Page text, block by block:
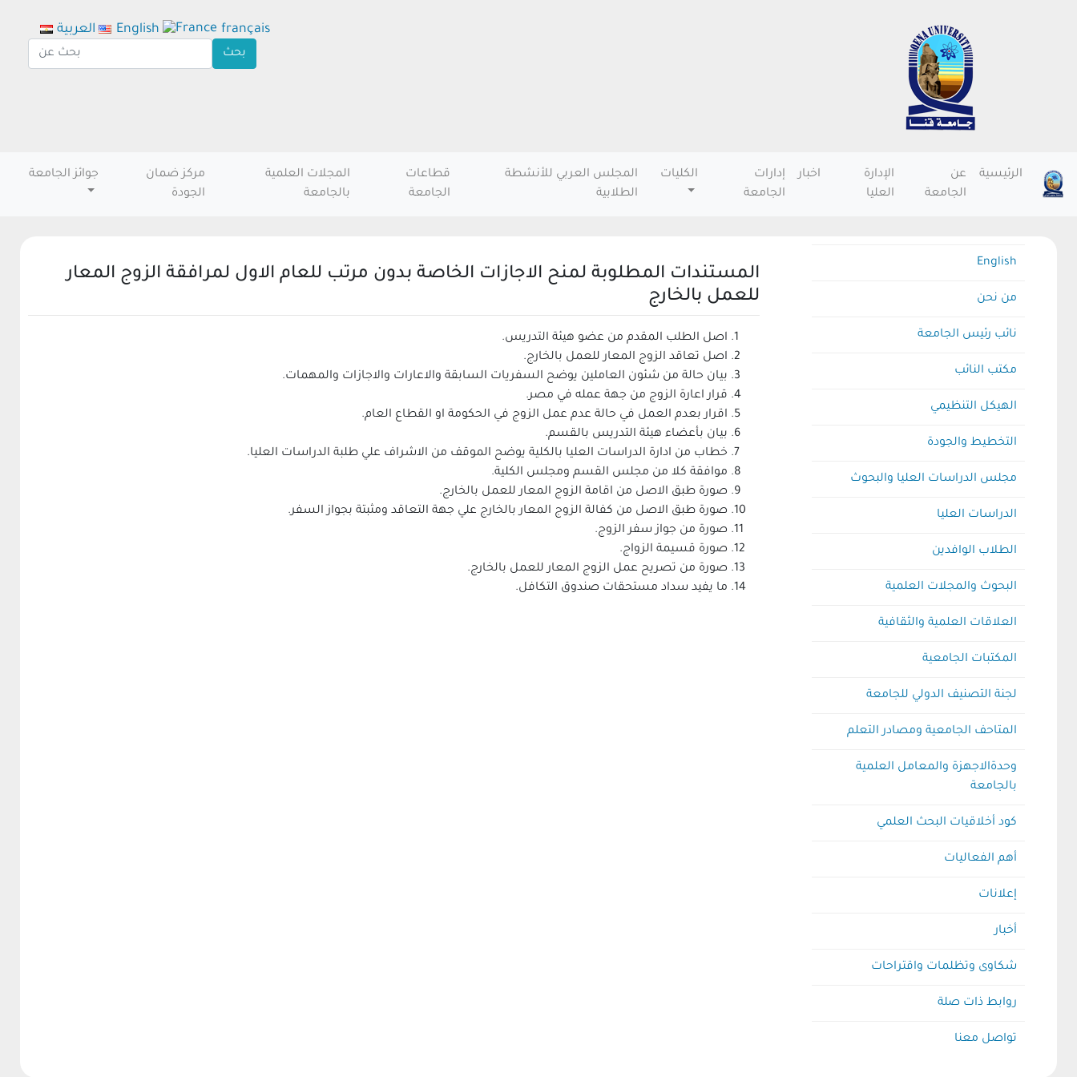
الرئيسية
عن
الجامعة
الإدارة
العليا
اخبار
إدارات
الجامعة
الكليات
المجلس العربي للأنشطة
الطلابية
قطاعات
الجامعة
المجلات العلمية
بالجامعة
مركز ضمان
الجودة
جوائز الجامعة
English
من نحن
نائب رئيس الجامعة
مكتب النائب
الهيكل التنظيمي
التخطيط والجودة
مجلس الدراسات العليا والبحوث
الدراسات العليا
الطلاب الوافدين
البحوث والمجلات العلمية
العلاقات العلمية والثقافية
المكتبات الجامعية
لجنة التصنيف الدولي للجامعة
المتاحف الجامعية ومصادر التعلم
وحدةالاجهزة والمعامل العلمية
بالجامعة
كود أخلاقيات البحث العلمي
أهم الفعاليات
إعلانات
أخبار
شكاوى وتظلمات واقتراحات
روابط ذات صلة
تواصل معنا
المستندات المطلوبة لمنح الاجازات الخاصة بدون مرتب للعام الاول لمرافقة الزوج المعار
للعمل بالخارج
اصل الطلب المقدم من عضو هيئة التدريس.
اصل تعاقد الزوج المعار للعمل بالخارج.
بيان حالة من شئون العاملين يوضح السفريات السابقة والاعارات والاجازات والمهمات.
قرار اعارة الزوج من جهة عمله في مصر.
اقرار بعدم العمل في حالة عدم عمل الزوج في الحكومة او القطاع العام.
بيان بأعضاء هيئة التدريس بالقسم.
خطاب من ادارة الدراسات العليا بالكلية يوضح الموقف من الاشراف علي طلبة الدراسات العليا.
موافقة كلا من مجلس القسم ومجلس الكلية.
صورة طبق الاصل من اقامة الزوج المعار للعمل بالخارج.
صورة طبق الاصل من كفالة الزوج المعار بالخارج علي جهة التعاقد ومثبتة بجواز السفر.
صورة من جواز سفر الزوج.
صورة قسيمة الزواج.
صورة من تصريح عمل الزوج المعار للعمل بالخارج.
ما يفيد سداد مستحقات صندوق التكافل.
العربية English français